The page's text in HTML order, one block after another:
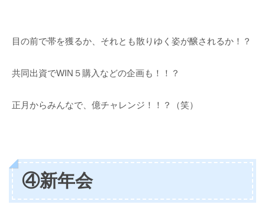
目の前で帯を獲るか、それとも散りゆく姿が醸されるか！？
共同出資でWIN５購入などの企画も！！？
正月からみんなで、億チャレンジ！！？（笑）
④新年会